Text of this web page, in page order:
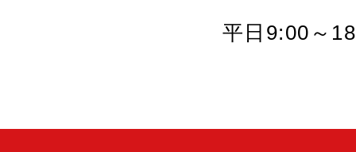
平日9:00～